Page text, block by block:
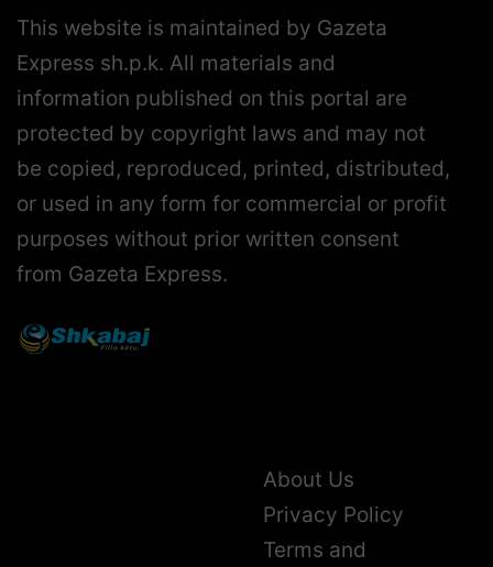
This website is maintained by Gazeta
Express sh.p.k. All materials and
information published on this portal are
protected by copyright laws and may not
be copied, reproduced, printed, distributed,
or used in any form for commercial or profit
purposes without prior written consent
from Gazeta Express.
About Us
Privacy Policy
Terms and